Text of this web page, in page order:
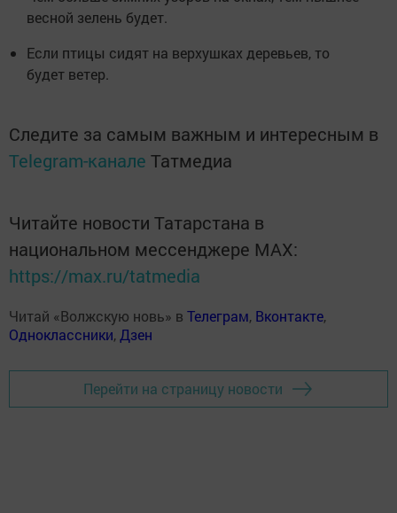
весной зелень будет.
Если птицы сидят на верхушках деревьев, то
будет ветер.
Следите за самым важным и интересным в
Telegram-канале Татмедиа
Читайте новости Татарстана в
национальном мессенджере MАХ:
https://max.ru/tatmedia
Читай «Волжскую новь» в Телеграм, Вконтакте,
Одноклассники, Дзен
Перейти на страницу новости